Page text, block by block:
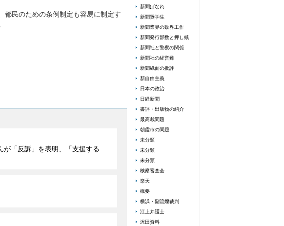
都民のための条例制定も容易に制定す
が「反訴」を表明、「支援する
新聞ばなれ
新聞奨学生
新聞業界の政界工作
新聞発行部数と押し紙
新聞社と警察の関係
新聞社の経営難
新聞紙面の批評
新自由主義
日本の政治
日経新聞
書評・出版物の紹介
最高裁問題
朝霞市の問題
未分類
未分類
未分類
検察審査会
楽天
概要
横浜・副流煙裁判
江上弁護士
沢田資料